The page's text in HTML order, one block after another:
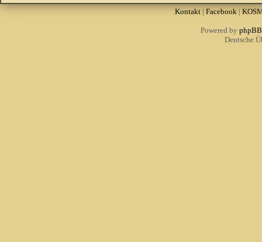
Kontakt| Facebook|
Powered by phpBB
Deutsche